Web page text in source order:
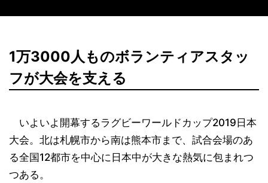
1万3000人ものボランティアスタッ
フが大会を支える
いよいよ開幕するラグビーワールドカップ2019日本
大会。北は札幌市から南は熊本市まで、試合会場のあ
る全国12都市を中心に日本中が大きな熱気に包まれつ
つある。